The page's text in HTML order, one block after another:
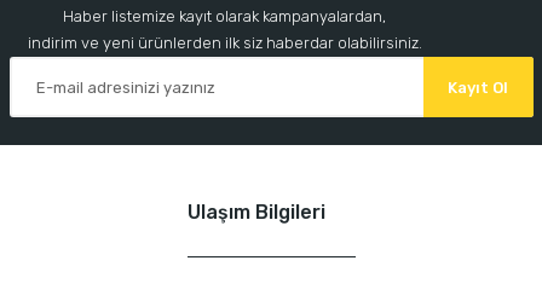
Haber listemize kayıt olarak kampanyalardan,
indirim ve yeni ürünlerden ilk siz haberdar olabilirsiniz.
Kayıt Ol
Ulaşım Bilgileri